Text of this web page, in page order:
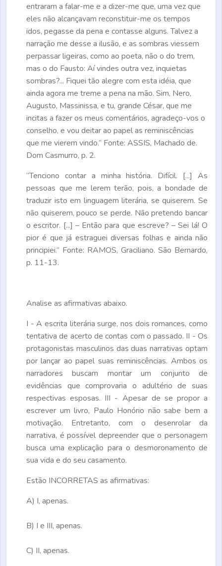
entraram a falar-me e a dizer-me que, uma vez que
eles não alcançavam reconstituir-me os tempos
idos, pegasse da pena e contasse alguns. Talvez a
narração me desse a ilusão, e as sombras viessem
perpassar ligeiras, como ao poeta, não o do trem,
mas o do Fausto: Aí vindes outra vez, inquietas
sombras?... Fiquei tão alegre com esta idéia, que
ainda agora me treme a pena na mão. Sim, Nero,
Augusto, Massinissa, e tu, grande César, que me
incitas a fazer os meus comentários, agradeço-vos o
conselho, e vou deitar ao papel as reminiscências
que me vierem vindo.” Fonte: ASSIS, Machado de.
Dom Casmurro, p. 2.
“Tenciono contar a minha história. Difícil. [...] As
pessoas que me lerem terão, pois, a bondade de
traduzir isto em linguagem literária, se quiserem. Se
não quiserem, pouco se perde. Não pretendo bancar
o escritor. [...] – Então para que escreve? – Sei lá! O
pior é que já estraguei diversas folhas e ainda não
principiei.” Fonte: RAMOS, Graciliano. São Bernardo,
p. 11-13.
Analise as afirmativas abaixo.
I - A escrita literária surge, nos dois romances, como
tentativa de acerto de contas com o passado. II - Os
protagonistas masculinos das duas narrativas optam
por lançar ao papel suas reminiscências. Ambos os
narradores buscam montar um conjunto de
evidências que comprovaria o adultério de suas
respectivas esposas. III - Apesar de se propor a
escrever um livro, Paulo Honório não sabe bem a
motivação. Entretanto, com o desenrolar da
narrativa, é possível depreender que o personagem
busca uma explicação para o desmoronamento de
sua vida e do seu casamento.
Estão INCORRETAS as afirmativas:
A) I, apenas.
B) I e III, apenas.
C) II, apenas.